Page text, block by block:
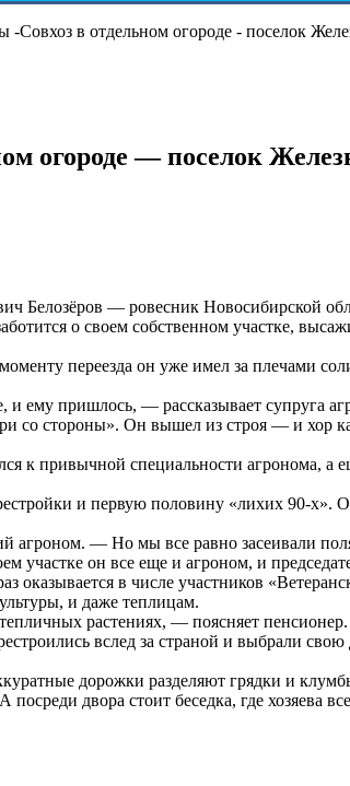
-Совхоз в отдельном огороде - поселок
огороде — поселок
Белозёров — ровесник Новосибирской
о своем собственном участке,
переезда он уже имел за плечами
и ему пришлось, — рассказывает супруга
со стороны». Он вышел из строя — и хор
привычной специальности агронома, а
и первую половину «лихих 90-х».
— Но мы все равно засеивали
участке он все еще и агроном, и
в числе участников
и даже теплицам.
растениях, — поясняет
вслед за страной и выбрали
дорожки разделяют грядки и
двора стоит беседка, где хозяева